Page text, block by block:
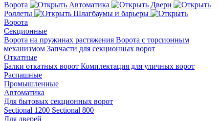
Ворота Автоматика
Двери
Роллеты
Шлагбаумы и барьеры
Ворота
Секционные
Ворота на пружинах растяжения Ворота с торсионным
механизмом Запчасти для секционных ворот
Откатные
Балки откатных ворот Комплектация для уличных ворот
Распашные
Промышленные
Автоматика
Для бытовых секционных ворот
Sectional 1200 Sectional 800
Для дверей